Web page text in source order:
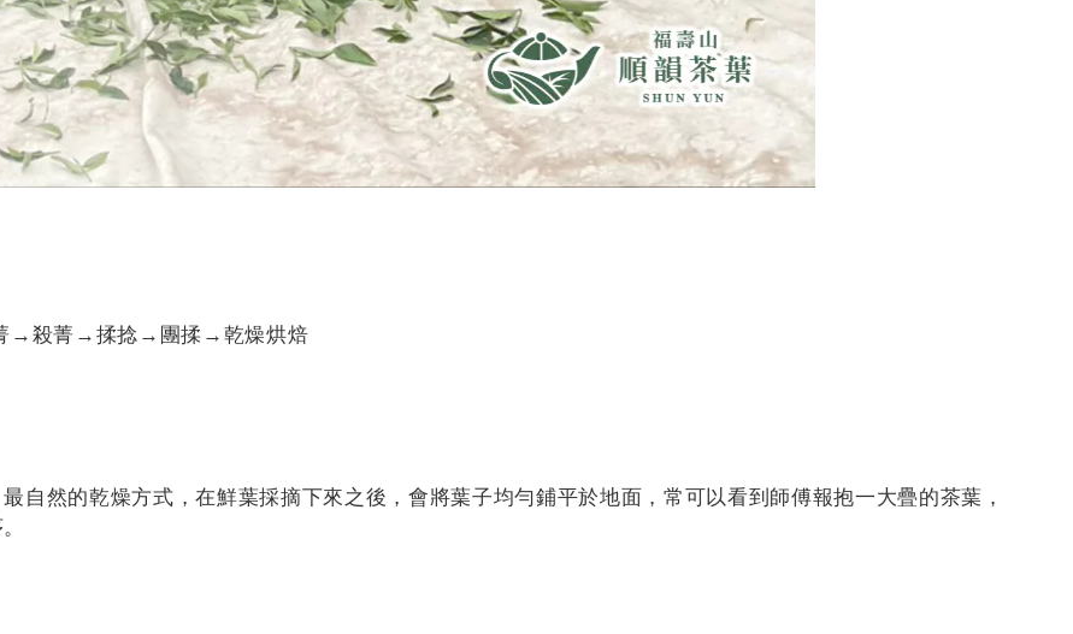
→殺菁→揉捻→團揉→乾燥烘焙
自然的乾燥方式，在鮮葉採摘下來之後，會將葉子均勻鋪平於地面，常可以看到師傅報抱一大疊的茶葉，